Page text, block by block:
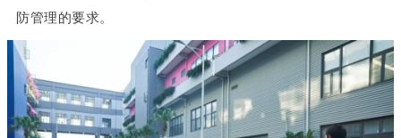
防管理的要求。